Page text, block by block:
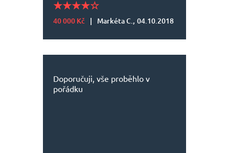
40 000 Kč | Markéta C., 04.10.2018
Doporučuji, vše proběhlo v
pořádku